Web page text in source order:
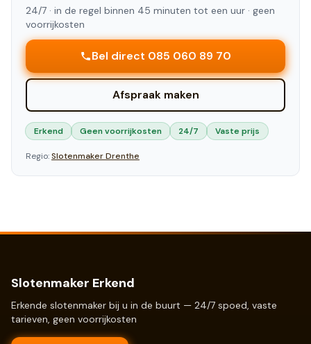
24/7 · in de regel binnen 45 minuten tot een uur · geen
voorrijkosten
Bel direct 085 060 89 70
Afspraak maken
Erkend Geen voorrijkosten 24/7 Vaste prijs
Regio:SlotenmakerDrenthe
Slotenmaker Erkend
Erkende slotenmaker bij u in de buurt — 24/7 spoed, vaste
tarieven, geen voorrijkosten